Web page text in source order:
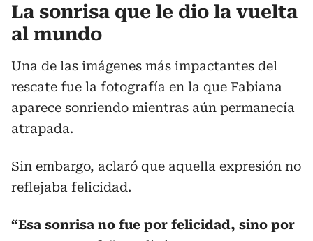
La sonrisa que le dio la vuelta
al mundo
Una de las imágenes más impactantes del
rescate fue la fotografía en la que Fabiana
aparece sonriendo mientras aún permanecía
atrapada.
Sin embargo, aclaró que aquella expresión no
reflejaba felicidad.
“Esa sonrisa no fue por felicidad, sino por